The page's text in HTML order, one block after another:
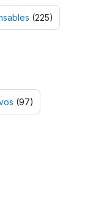
(225)
(97)